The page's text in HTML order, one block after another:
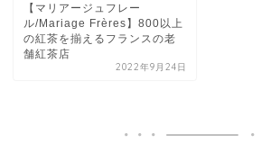
【マリアージュフレー
ル/Mariage Frères】800以上
の紅茶を揃えるフランスの老
舗紅茶店
2022年9月24日